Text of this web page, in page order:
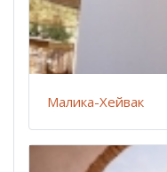
Малика-Хейвак